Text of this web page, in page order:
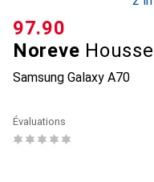
Noreve
Samsung Galaxy A70
CHF
97.90
Évaluations